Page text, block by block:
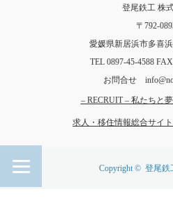
登尾鉄工 株
〒792-
愛媛県新居浜市多喜
TEL 0897-45-4588
お問合せ
– RECRUIT – 私たちと
求人・移住情報総合サイト
Copyright © 登尾鉄